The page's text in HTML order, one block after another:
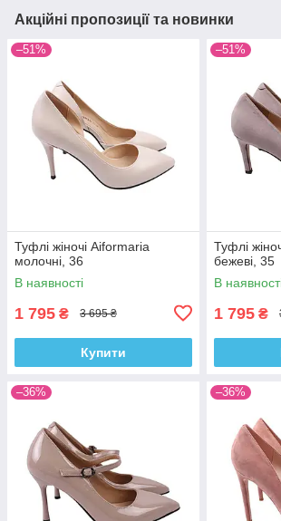
Акційні пропозиції та новинки
–51%
Туфлі жіночі Aiformaria
молочні, 36
В наявності
1 795 ₴ 3 695 ₴
Купити
–51%
Туфлі
бежеві, 35
В
1 795 ₴
–36% –36%